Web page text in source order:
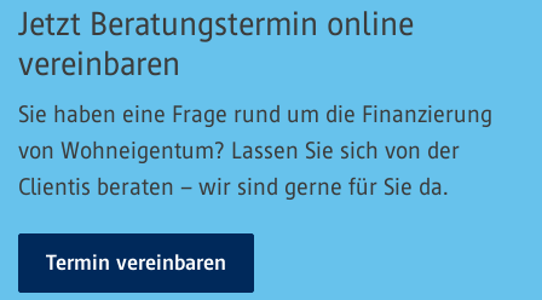
Jetzt Beratungstermin online
vereinbaren
Sie haben eine Frage rund um die Finanzierung
von Wohneigentum? Lassen Sie sich von der
Clientis beraten – wir sind gerne für Sie da.
Termin vereinbaren